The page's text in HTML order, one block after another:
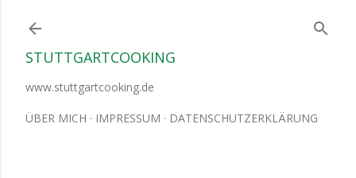
STUTTGARTCOOKING
www.stuttgartcooking.de
ÜBER MICH IMPRESSUM DATENSCHUTZERKLÄRUNG